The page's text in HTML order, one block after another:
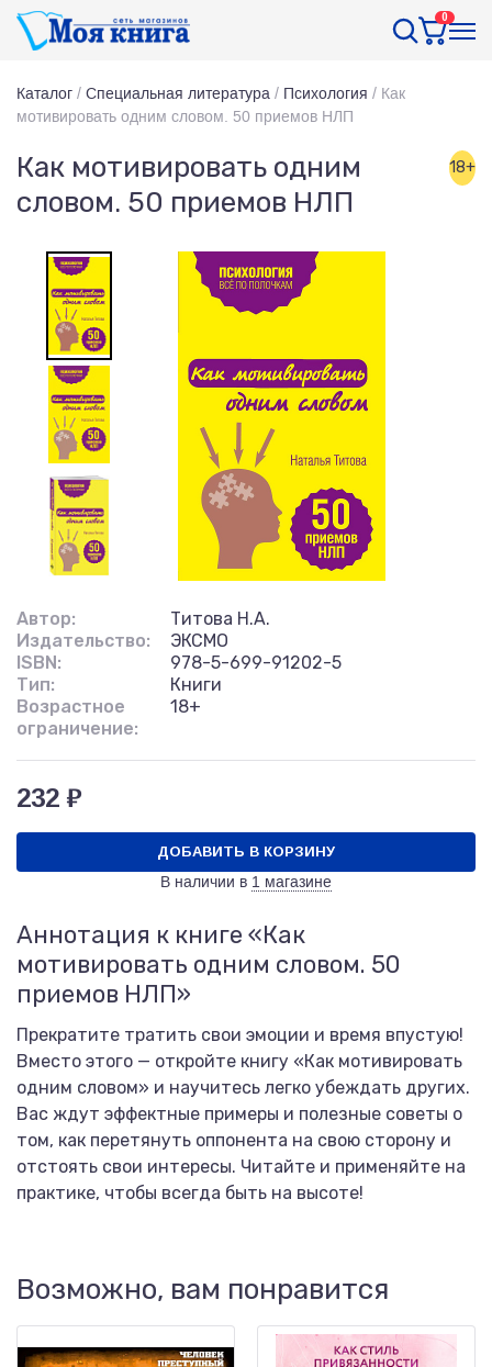
0
Каталог / Специальная литература / Психология / Как
мотивировать одним словом. 50 приемов НЛП
Как мотивировать одним
словом. 50 приемов НЛП
18+
Автор:
Титова Н.А.
Издательство:
ЭКСМО
ISBN:
978-5-699-91202-5
Тип:
Книги
Возрастное
ограничение:
18+
232 ₽
ДОБАВИТЬ В КОРЗИНУ
В наличии в 1 магазине
Аннотация к книге «Как
мотивировать одним словом. 50
приемов НЛП»
Прекратите тратить свои эмоции и время впустую!
Вместо этого — откройте книгу «Как мотивировать
одним словом» и научитесь легко убеждать других.
Вас ждут эффектные примеры и полезные советы о
том, как перетянуть оппонента на свою сторону и
отстоять свои интересы. Читайте и применяйте на
практике, чтобы всегда быть на высоте!
Возможно, вам понравится